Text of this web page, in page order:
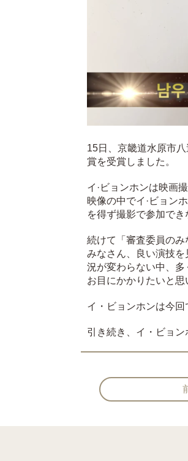
15日、京畿道水原市
賞を受賞しました。
イ·ビョンホンは映画
映像の中でイ·ビョン
を得ず撮影で参加で
続けて「審査委員の
みなさん、良い演技
況が変わらない中、
お目にかかりたいと思
イ・ビョンホンは今回
引き続き、イ・ビョン